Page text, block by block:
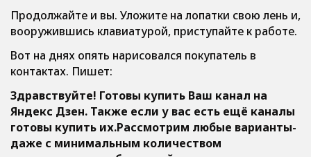
Продолжайте и вы. Уложите на лопатки свою лень и,
вооружившись клавиатурой, приступайте к работе.
Вот на днях опять нарисовался покупатель в
контактах. Пишет:
Здравствуйте! Готовы купить Ваш канал на
Яндекс Дзен. Также если у вас есть ещё каналы
готовы купить их.Рассмотрим любые варианты-
даже с минимальным количеством